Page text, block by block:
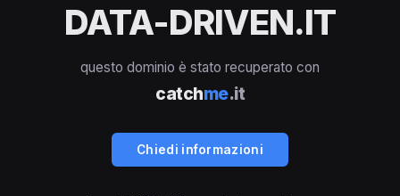
DATA-DRIVEN.IT
questo dominio è stato recuperato con
catchme.it
Chiedi informazioni